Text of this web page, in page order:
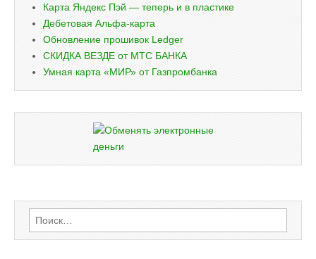
Карта Яндекс Пэй — теперь и в пластике
Дебетовая Альфа-карта
Обновление прошивок Ledger
СКИДКА ВЕЗДЕ от МТС БАНКА
Умная карта «МИР» от Газпромбанка
Найти: